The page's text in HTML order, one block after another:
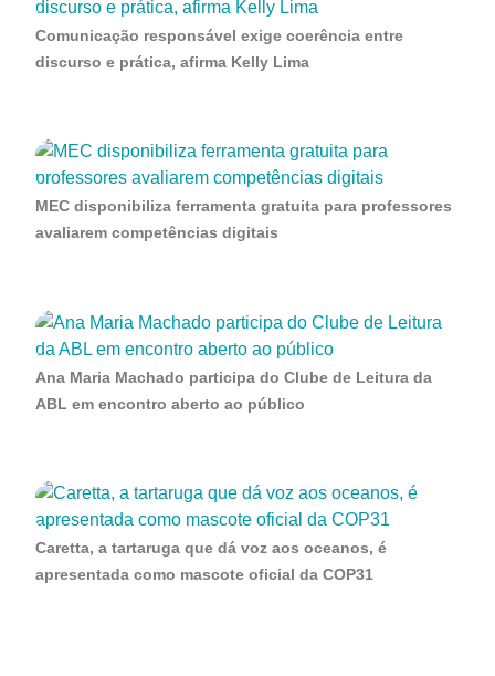
Comunicação responsável exige coerência entre
discurso e prática, afirma Kelly Lima
MEC disponibiliza ferramenta gratuita para professores
avaliarem competências digitais
Ana Maria Machado participa do Clube de Leitura da
ABL em encontro aberto ao público
Caretta, a tartaruga que dá voz aos oceanos, é
apresentada como mascote oficial da COP31